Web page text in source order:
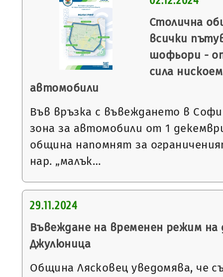
Столична
всички
шофьори -
сила
автомобили
Във връзка с въвеждането в
зона за автомобили от 1
община напомнят за
нар. „малък…
29.11.2024
Въвеждане на временен режим
Джулюница
Община Лясковец уведомява, че